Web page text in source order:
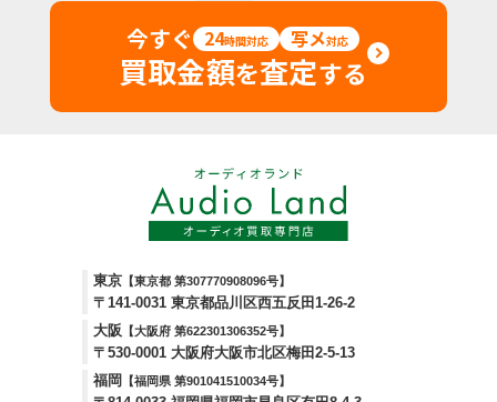
今すぐ 24時間対応 写メ対応
買取金額を査定する
東京 【東京都 第307770908096号】
〒141-0031 東京都品川区西五反田1-26-2
大阪
【大阪府 第622301306352号】
〒530-0001 大阪府大阪市北区梅田2-5-13
福岡
【福岡県 第901041510034号】